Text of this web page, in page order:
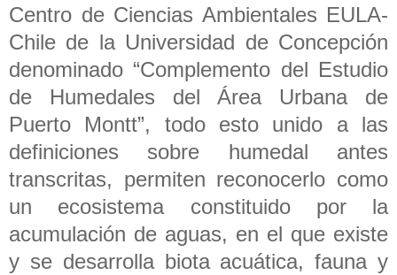
Centro de Ciencias Ambientales EULA-
Chile de la Universidad de Concepción
denominado “Complemento del Estudio
de Humedales del Área Urbana de
Puerto Montt”, todo esto unido a las
definiciones sobre humedal antes
transcritas, permiten reconocerlo como
un ecosistema constituido por la
acumulación de aguas, en el que existe
y se desarrolla biota acuática, fauna y